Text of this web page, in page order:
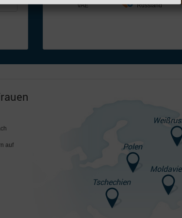
VAE
Russland
Russland
auf
Polen
Tschechien